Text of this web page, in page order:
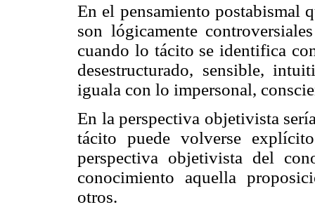
En el pensamiento postabismal
son lógicamente
cuando lo tácito se identifica
desestructurado, sensible,
iguala con lo impersonal,
En la perspectiva objetivista
tácito puede volverse
perspectiva objetivista del
conocimiento aquella
otros.